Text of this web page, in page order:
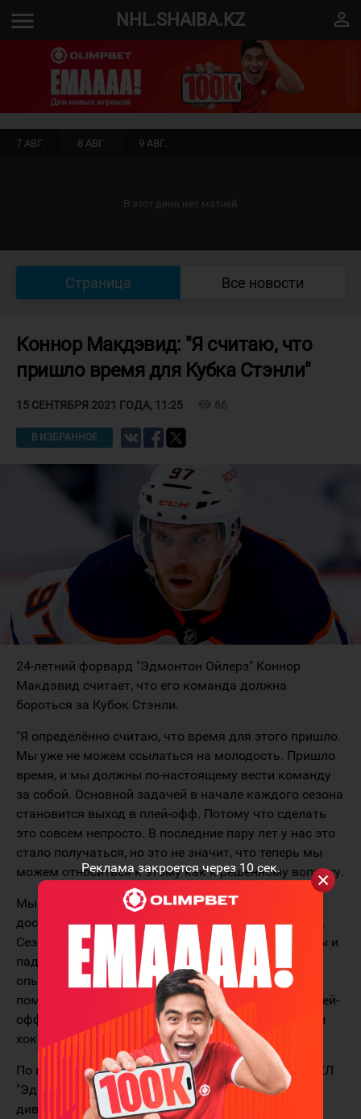
Реклама закроется через10 сек.
menu NHL.SHAIBA.KZ perm_identity
7 АВГ. 8 АВГ. 9 АВГ.
В этот день нет матчей
Страница Все новости
Коннор Макдэвид: "Я считаю, что
пришло время для Кубка Стэнли"
15 СЕНТЯБРЯ 2021 ГОДА, 11:25 66
В ИЗБРАННОЕ
24-летний форвард "Эдмонтон Ойлерз" Коннор
Макдэвид считает, что его команда должна
бороться за Кубок Стэнли.
"Я определённо считаю, что время для этого пришло.
Мы уже не можем ссылаться на молодость. Пришло
время, и мы должны по-настоящему вести команду
за собой. Основной задачей в начале каждого сезона
становится выход в плей-офф. Потому что сделать
это совсем непросто. В последние пару лет у нас это
стало получаться, но это не значит, что теперь мы
можем относиться к этому как к решенному вопросу.
Мы по-прежнему должны всё внимание уделить
достижению этой цели, а затем двигаться дальше.
Сезон длинный, будут победы и поражения, взлёты и
падения, но мы стали взрослее, а команда чуть
опытнее. Это позволит нам держаться увереннее,
поможет в решении главной задачи - попасть в плей-
офф, а там может случиться что угодно", - отметил
хоккеист.
По итогам минувшего регулярного чемпионата НХЛ
"Эдмонтон" занял второе место в Северном
дивизионе, но в первом раунде розыгрыша Кубка